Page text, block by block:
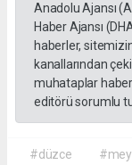
Anadolu Ajansı
Haber Ajansı
haberler,
kanallarından
muhataplar
editörü sorumlu
#düzce